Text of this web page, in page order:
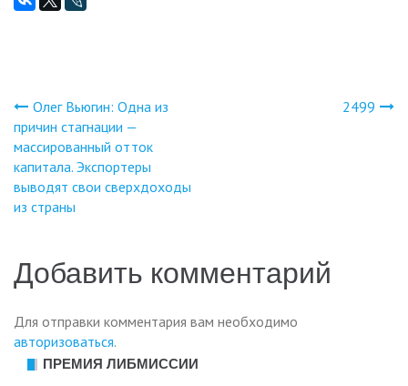
Навигация
по
записям
Олег Вьюгин: Одна из
причин стагнации —
массированный отток
капитала. Экспортеры
выводят свои сверхдоходы
из страны
2499
Добавить комментарий
Для отправки комментария вам необходимо
авторизоваться.
ПРЕМИЯ ЛИБМИССИИ